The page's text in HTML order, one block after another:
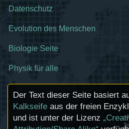
Datenschutz
Evolution des Menschen
Biologie Seite
Physik für alle
Der Text dieser Seite basiert
Kalkseife aus der freien
und ist unter der Lizenz